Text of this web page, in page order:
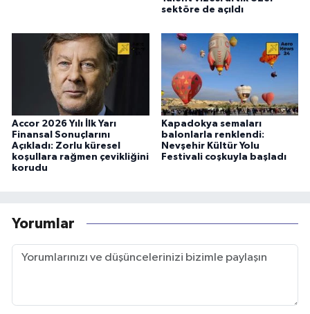
sektöre de açıldı
Accor 2026 Yılı İlk Yarı
Finansal Sonuçlarını
Açıkladı: Zorlu küresel
koşullara rağmen çevikliğini
korudu
Kapadokya semaları
balonlarla renklendi:
Nevşehir Kültür Yolu
Festivali coşkuyla başladı
Yorumlar